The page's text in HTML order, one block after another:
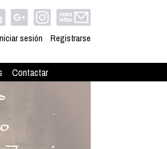
sesión Registrarse
Contactar